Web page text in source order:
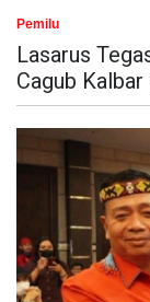
Pemilu
Lasarus
Cagub